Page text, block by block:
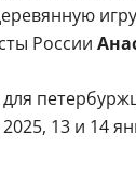
России
13 и 14